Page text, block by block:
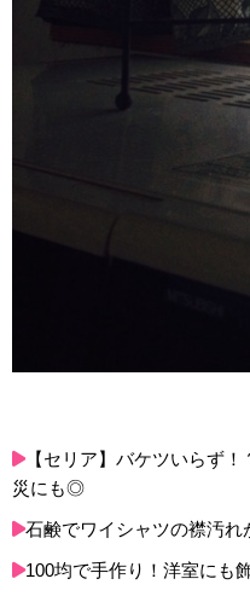
【セリア】バケツいらず
災にも◎
石鹸でワイシャツの襟汚れ
100均で手作り！洋室にも